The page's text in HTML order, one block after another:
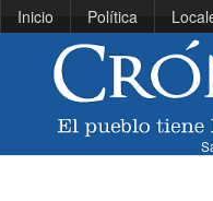
Inicio Política